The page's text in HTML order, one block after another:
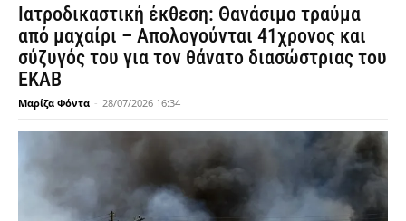
Ιατροδικαστική έκθεση: Θανάσιμο τραύμα
από μαχαίρι – Απολογούνται 41χρονος και
σύζυγός του για τον θάνατο διασώστριας του
ΕΚΑΒ
Μαρίζα Φόντα - 28/07/2026 16:34